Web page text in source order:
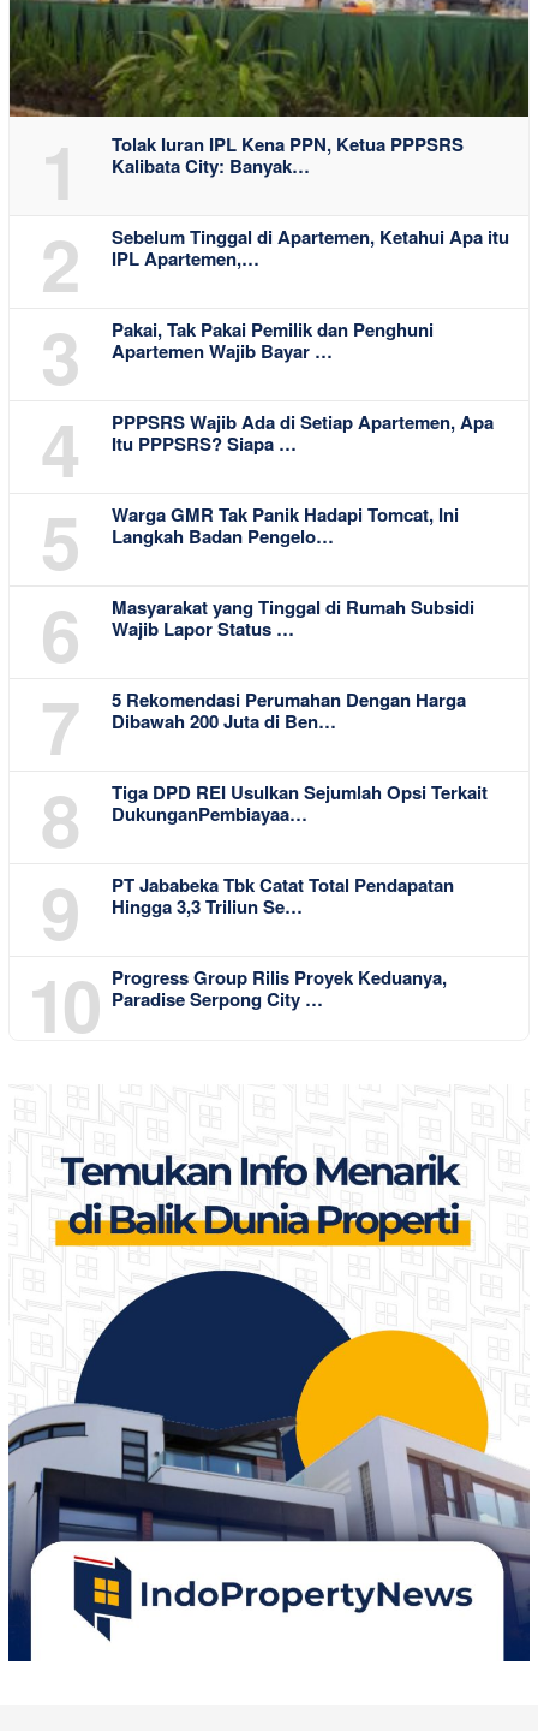
1
Tolak Iuran IPL Kena PPN, Ketua PPPSRS
Kalibata City: Banyak…
2
Sebelum Tinggal di Apartemen, Ketahui Apa itu
IPL Apartemen,…
3
Pakai, Tak Pakai Pemilik dan Penghuni
Apartemen Wajib Bayar …
4
PPPSRS Wajib Ada di Setiap Apartemen, Apa
Itu PPPSRS? Siapa …
5
Warga GMR Tak Panik Hadapi Tomcat, Ini
Langkah Badan Pengelo…
6
Masyarakat yang Tinggal di Rumah Subsidi
Wajib Lapor Status …
7
5 Rekomendasi Perumahan Dengan Harga
Dibawah 200 Juta di Ben…
8
Tiga DPD REI Usulkan Sejumlah Opsi Terkait
DukunganPembiayaa…
9
PT Jababeka Tbk Catat Total Pendapatan
Hingga 3,3 Triliun Se…
10
Progress Group Rilis Proyek Keduanya,
Paradise Serpong City …